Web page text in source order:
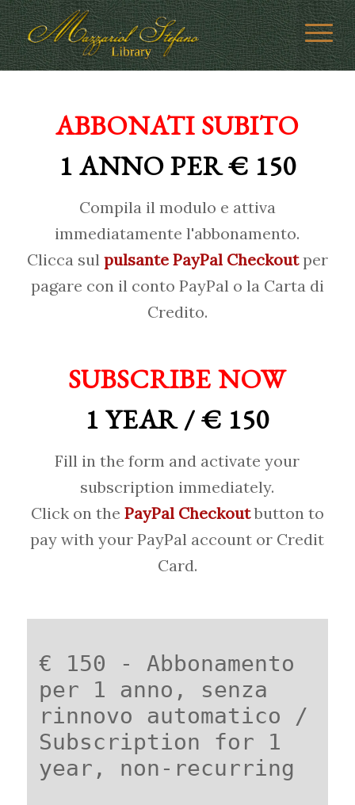
ABBONATI SUBITO
1 ANNO PER € 150
Compila il modulo e attiva
immediatamente l'abbonamento.
Clicca sul pulsante PayPal Checkoutper
pagare con il conto PayPal o la Carta di
Credito.
SUBSCRIBE NOW
1 YEAR / € 150
Fill in the form and activate your
subscription immediately.
Click on the PayPal Checkoutbutton to
pay with your PayPal account or Credit
Card.
€ 150 - Abbonamento
per 1 anno, senza
rinnovo automatico /
Subscription for 1
year, non-recurring